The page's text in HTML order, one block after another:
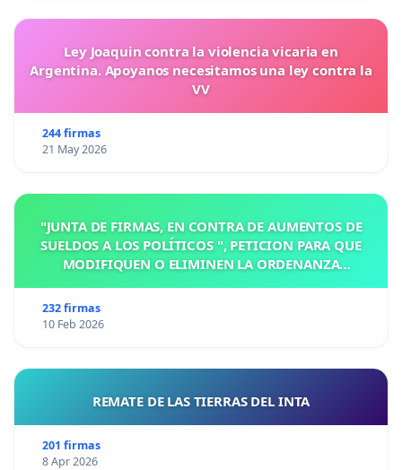
Ley Joaquin contra la violencia vicaria en
Argentina. Apoyanos necesitamos una ley contra la
VV
244 firmas
21 May 2026
"JUNTA DE FIRMAS, EN CONTRA DE AUMENTOS DE
SUELDOS A LOS POLÍTICOS ", PETICION PARA QUE
MODIFIQUEN O ELIMINEN LA ORDENANZA
232 firmas
10 Feb 2026
REMATE DE LAS TIERRAS DEL INTA
201 firmas
8 Apr 2026